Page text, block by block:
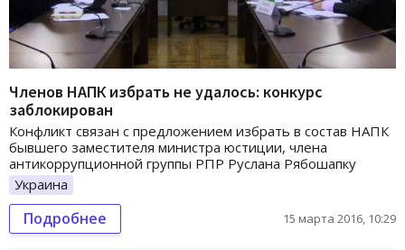
Членов НАПК избрать не удалось: конкурс
заблокирован
Конфликт связан с предложением избрать в состав НАПК
бывшего заместителя министра юстиции, члена
антикоррупционной группы РПР Руслана Рябошапку
Украина
Подробнее 15 марта 2016, 10:29